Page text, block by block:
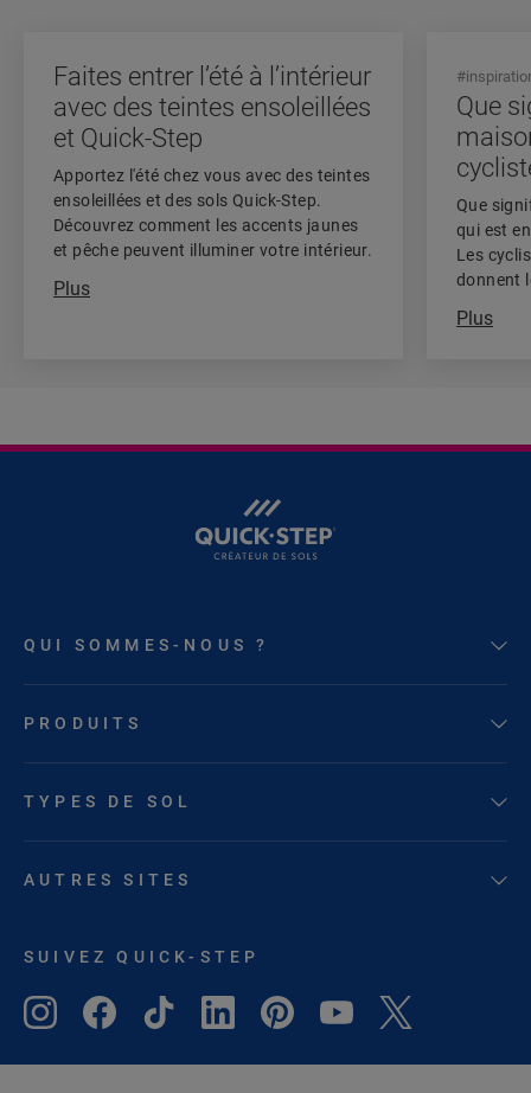
Faites entrer l’été à l’intérieur
avec des teintes ensoleillées
et Quick-Step
Apportez l'été chez vous avec des teintes
ensoleillées et des sols Quick-Step.
Découvrez comment les accents jaunes
et pêche peuvent illuminer votre intérieur.
Plus
Que
Que
qui est
Les
donnent
Plus
QUI SOMMES-NOUS ?
PRODUITS
TYPES DE SOL
AUTRES SITES
SUIVEZ QUICK-STEP